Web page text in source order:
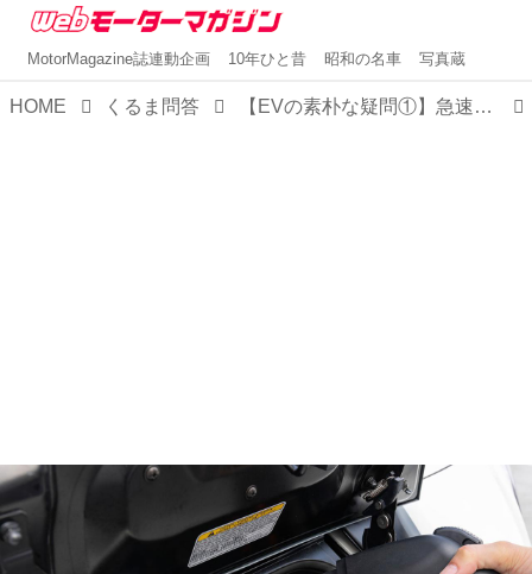
MotorMagazine誌連動企画 10年ひと昔 昭和の名車 写真蔵
HOME くるま問答 【EVの素朴な疑問①】急速充電と普通充電、CHAdeMOとテスラスーパーチャージャーの違いはなに？